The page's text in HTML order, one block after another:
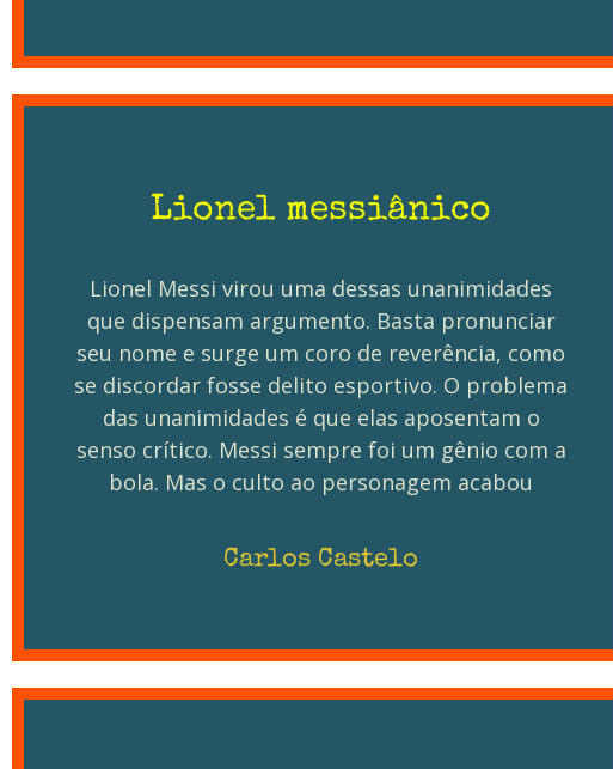
Lionel messiânico
Lionel Messi virou uma dessas unanimidades
que dispensam argumento. Basta pronunciar
seu nome e surge um coro de reverência, como
se discordar fosse delito esportivo. O problema
das unanimidades é que elas aposentam o
senso crítico. Messi sempre foi um gênio com a
bola. Mas o culto ao personagem acabou
Carlos Castelo